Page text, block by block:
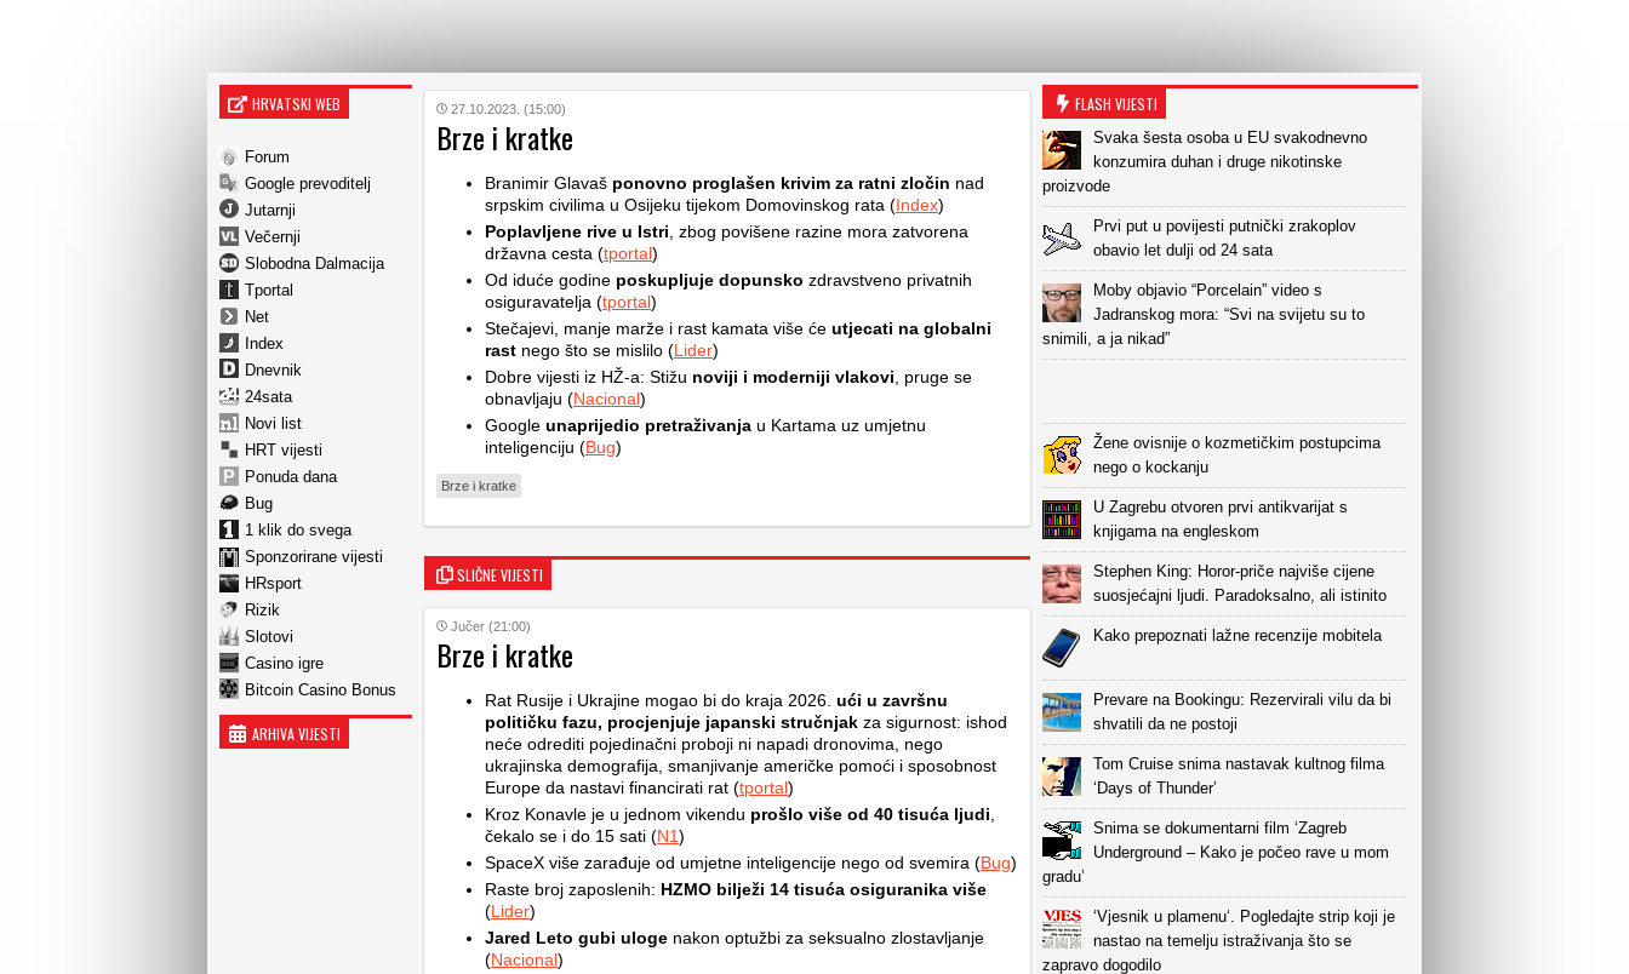
HRVATSKI WEB
Forum
Google prevoditelj
Jutarnji
Večernji
Slobodna Dalmacija
Tportal
Net
Index
Dnevnik
24sata
Novi list
HRT vijesti
Ponuda dana
Bug
1 klik do svega
Sponzorirane vijesti
HRsport
Rizik
Slotovi
Casino igre
Bitcoin Casino Bonus
ARHIVA VIJESTI
27.10.2023. (15:00)
Brze i kratke
Branimir Glavaš ponovno proglašen krivim za ratni zločin nad
srpskim civilima u Osijeku tijekom Domovinskog rata (Index)
Poplavljene rive u Istri , zbog povišene razine mora zatvorena
državna cesta (tportal)
Od iduće godine poskupljuje dopunsko zdravstveno privatnih
osiguravatelja (tportal)
Stečajevi, manje marže i rast kamata više će utjecati na globalni
rast nego što se mislilo (Lider)
Dobre vijesti iz HŽ-a: Stižu noviji i moderniji vlakovi , pruge se
obnavljaju (Nacional)
Google unaprijedio pretraživanja u Kartama uz umjetnu
inteligenciju (Bug)
Brze i kratke
SLIČNE VIJESTI
Jučer (21:00)
Brze i kratke
Rat Rusije i Ukrajine mogao bi do kraja 2026. ući u završnu
političku fazu, procjenjuje japanski stručnjak za sigurnost: ishod
neće odrediti pojedinačni proboji ni napadi dronovima, nego
ukrajinska demografija, smanjivanje američke pomoći i sposobnost
Europe da nastavi financirati rat (tportal)
Kroz Konavle je u jednom vikendu prošlo više od 40 tisuća ljudi
čekalo se i do 15 sati (N1)
SpaceX više zarađuje od umjetne inteligencije nego od svemira (Bug)
Raste broj zaposlenih: HZMO bilježi 14 tisuća osiguranika više
(Lider)
Jared Leto gubi uloge nakon optužbi za seksualno zlostavljanje
(Nacional)
FLASH VIJESTI
Svaka šesta osoba u EU svakodnevno
konzumira duhan i druge nikotinske
proizvode
Prvi put u povijesti putnički zrakoplov
obavio let dulji od 24 sata
Moby objavio “Porcelain” video s
Jadranskog mora: “Svi na svijetu su to
snimili, a ja nikad”
Žene ovisnije o kozmetičkim postupcima
nego o kockanju
U Zagrebu otvoren prvi antikvarijat s
knjigama na engleskom
Stephen King: Horor-priče najviše cijene
suosjećajni ljudi. Paradoksalno, ali istinito
Kako prepoznati lažne recenzije mobitela
Prevare na Bookingu: Rezervirali vilu da bi
shvatili da ne postoji
Tom Cruise snima nastavak kultnog filma
‘Days of Thunder’
Snima se dokumentarni film ‘Zagreb
Underground – Kako je počeo rave u mom
gradu’
‘Vjesnik u plamenu‘. Pogledajte strip koji je
nastao na temelju istraživanja što se
zapravo dogodilo